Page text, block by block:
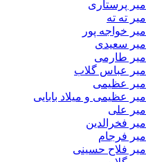
امیر پرستاری
امیر ته ته
امیر خواجه پور
امیر سعیدی
امیر طارمی
امیر عباس گلاب
امیر عظیمی
امیر عظیمی و میلاد بابایی
امیر علی
امیر فخرالدین
امیر فرجام
امیر فلاح حسینی